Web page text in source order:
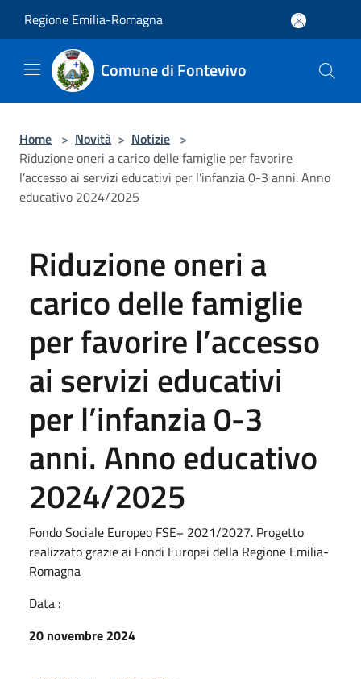
Regione Emilia-Romagna
Comune di Fontevivo
Home > Novità > Notizie >
Riduzione oneri a carico delle famiglie per favorire
l’accesso ai servizi educativi per l’infanzia 0-3 anni. Anno
educativo 2024/2025
Riduzione oneri a
carico delle famiglie
per favorire l’accesso
ai servizi educativi
per l’infanzia 0-3
anni. Anno educativo
2024/2025
Fondo Sociale Europeo FSE+ 2021/2027. Progetto
realizzato grazie ai Fondi Europei della Regione Emilia-
Romagna
Data :
20 novembre 2024